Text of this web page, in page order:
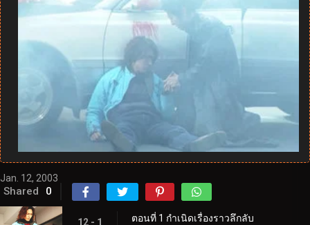
Jan. 12, 2003
Shared 0
12 - 1 ตอนที่ 1 กำเนิดเรื่องราวลึกลับ